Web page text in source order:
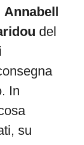
Annabell
del
In
su